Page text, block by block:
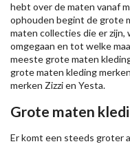
hebt over de maten vanaf
ophouden begint de grote
maten collecties die er
omgegaan en tot welke
meeste grote maten
grote maten kleding
merken Zizzien Yesta.
Grote maten
Er komt een steeds groter